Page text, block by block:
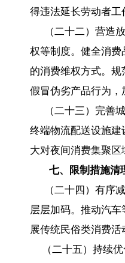
得违法延长劳动者
（二十二）营造放
权等制度。健全消
的消费维权方式。
假冒伪劣产品行为
（二十三）完善城
终端物流配送设施
大对夜间消费集聚
七、限制措施清
（二十四）有序减
层层加码。推动汽
展传统民俗类消费
（二十五）持续优